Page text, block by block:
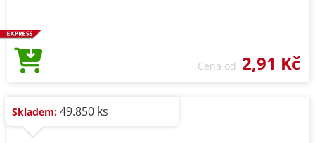
Cena od 2,91 Kč
Skladem: 49.850 ks